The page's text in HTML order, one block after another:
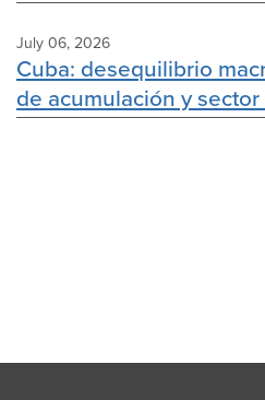
July 06, 2026
Cuba: desequilibrio
de acumulación y